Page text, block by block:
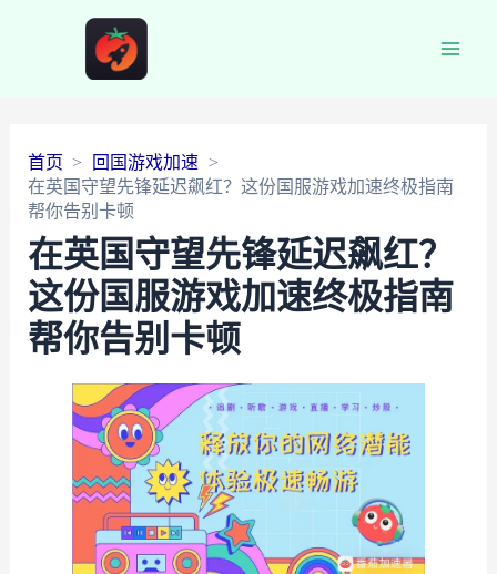
首页
回国游戏加速
在英国守望先锋延迟飙红？这份国服游戏加速终极指南
帮你告别卡顿
在英国守望先锋延迟飙红？
这份国服游戏加速终极指南
帮你告别卡顿